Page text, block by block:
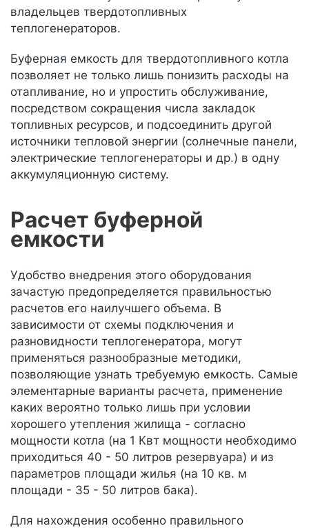
владельцев твердотопливных
теплогенераторов.
Буферная емкость для твердотопливного котла
позволяет не только лишь понизить расходы на
отапливание, но и упростить обслуживание,
посредством сокращения числа закладок
топливных ресурсов, и подсоединить другой
источники тепловой энергии (солнечные панели,
электрические теплогенераторы и др.) в одну
аккумуляционную систему.
Расчет буферной
емкости
Удобство внедрения этого оборудования
зачастую предопределяется правильностью
расчетов его наилучшего объема. В
зависимости от схемы подключения и
разновидности теплогенератора, могут
применяться разнообразные методики,
позволяющие узнать требуемую емкость. Самые
элементарные варианты расчета, применение
каких вероятно только лишь при условии
хорошего утепления жилища - согласно
мощности котла (на 1 Квт мощности необходимо
приходиться 40 - 50 литров резервуара) и из
параметров площади жилья (на 10 кв. м
площади - 35 - 50 литров бака).
Для нахождения особенно правильного